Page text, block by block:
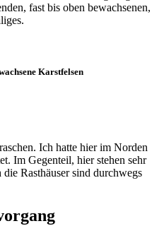
fast bis oben bewachsenen,
Karstfelsen
Ich hatte hier im Norden
Im Gegenteil, hier stehen sehr
Rasthäuser sind durchwegs